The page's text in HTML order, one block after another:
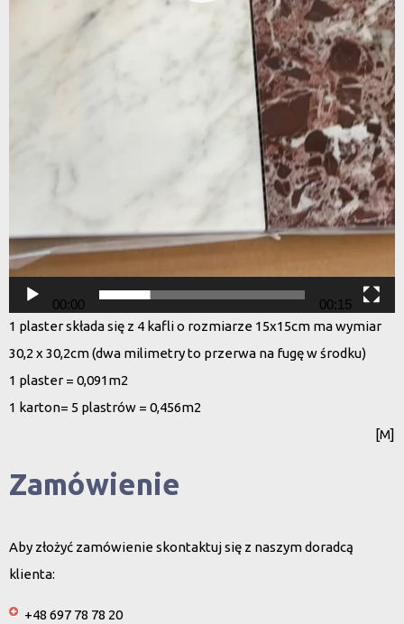
00:00
00:15
1 plaster składa się z 4 kafli o rozmiarze 15x15cm ma wymiar
30,2 x 30,2cm (dwa milimetry to przerwa na fugę w środku)
1 plaster = 0,091m2
1 karton= 5 plastrów = 0,456m2
[M]
Zamówienie
Aby złożyć zamówienie skontaktuj się z naszym doradcą
klienta:
+48 697 78 78 20